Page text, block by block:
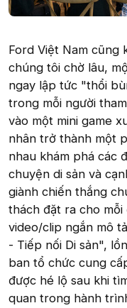
Ford Việt Nam cũng
chúng tôi chờ lâu,
ngay lập tức "thổi
trong mỗi người
vào một mini game
nhân trở thành một
nhau khám phá các
chuyện di sản và
giành chiến thắng
thách đặt ra cho mỗi
video/clip ngắn mô
- Tiếp nối Di sản",
ban tổ chức cung
được hé lộ sau khi
quan trong hành